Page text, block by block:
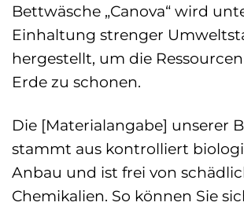
Bettwäsche „Canova“ wird
Einhaltung strenger
hergestellt, um die
Erde zu schonen.
Die [Materialangabe] unserer
stammt aus kontrolliert
Anbau und ist frei von
Chemikalien. So können Sie